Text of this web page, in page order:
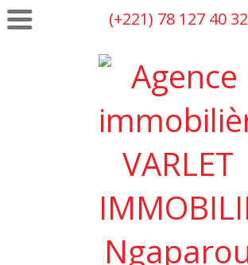
(+221) 78 127 40 32